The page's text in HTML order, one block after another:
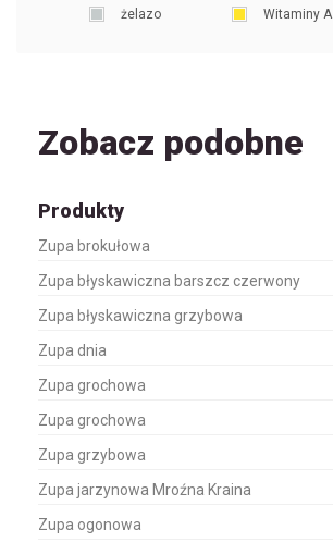
żelazo
Witaminy A
Zobacz podobne
Produkty
Zupa brokułowa
Zupa błyskawiczna barszcz czerwony
Zupa błyskawiczna grzybowa
Zupa dnia
Zupa grochowa
Zupa grochowa
Zupa grzybowa
Zupa jarzynowa Mroźna Kraina
Zupa ogonowa